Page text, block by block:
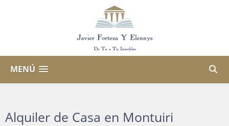
MENÚ
Alquiler de Casa en Montuiri